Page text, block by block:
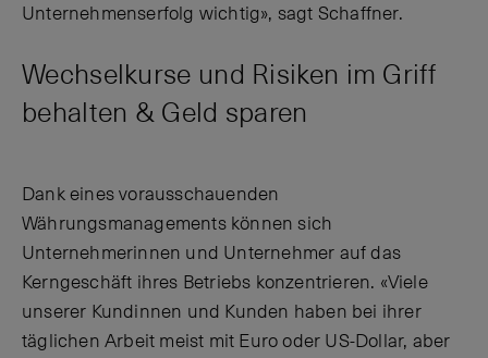
Unternehmenserfolg wichtig», sagt Schaffner.
Wechselkurse und Risiken im Griff
behalten & Geld sparen
Dank eines vorausschauenden
Währungsmanagements können sich
Unternehmerinnen und Unternehmer auf das
Kerngeschäft ihres Betriebs konzentrieren. «Viele
unserer Kundinnen und Kunden haben bei ihrer
täglichen Arbeit meist mit Euro oder US-Dollar, aber